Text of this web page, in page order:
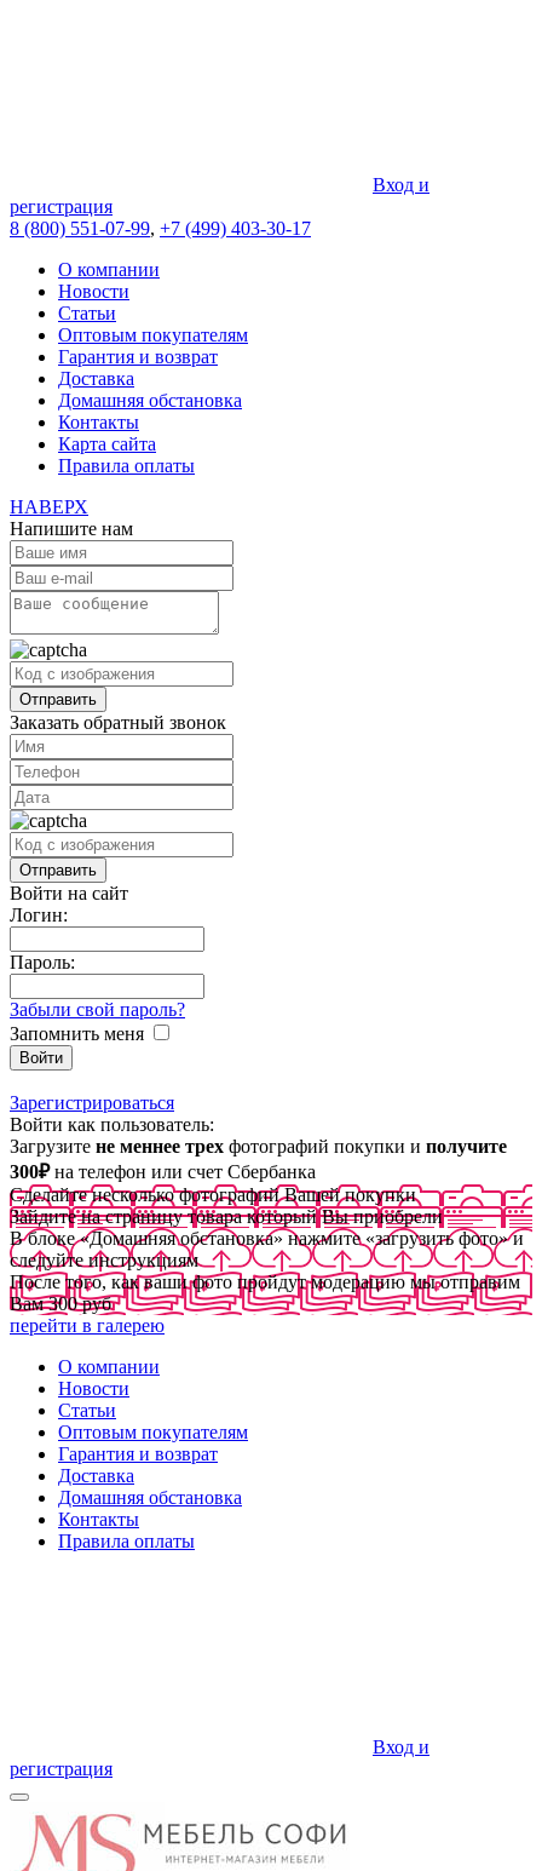
Вход и
регистрация
8 (800) 551-07-99, +7 (499) 403-30-17
О компании
Новости
Статьи
Оптовым покупателям
Гарантия и возврат
Доставка
Домашняя обстановка
Контакты
Карта сайта
Правила оплаты
НАВЕРХ
Напишите нам
Заказать обратный звонок
Войти на сайт
Логин:
Пароль:
Забыли свой пароль?
Запомнить меня
Зарегистрироваться
Войти как пользователь:
Загрузите не меннее трех фотографий покупки и получите
300₽на телефон или счет Сбербанка
Сделайте несколько фотографий Вашей покупки
Зайдите на страницу товара который Вы приобрели
В блоке «Домашняя обстановка» нажмите «загрузить фото» и
следуйте инструкциям
После того, как ваши фото пройдут модерацию мы отправим
Вам 300 руб
перейти в галерею
О компании
Новости
Статьи
Оптовым покупателям
Гарантия и возврат
Доставка
Домашняя обстановка
Контакты
Правила оплаты
Вход и
регистрация